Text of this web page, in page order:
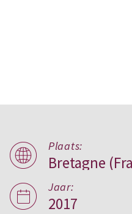
LES
Frankrijk
Plaats:
Bretagne
Jaar:
2017